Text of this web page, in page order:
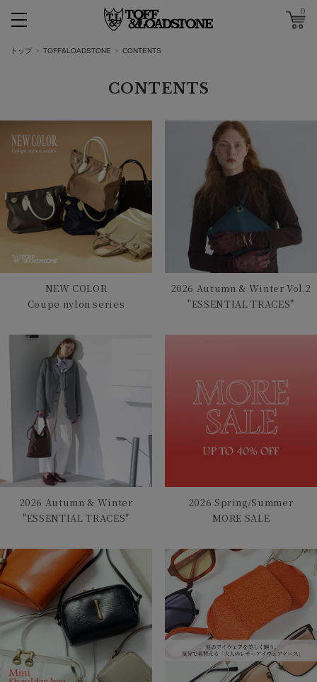
0
トップ TOFF&LOADSTONE CONTENTS
CONTENTS
NEW COLOR
Coupe nylon series
2026 Autumn & Winter Vol.2
"ESSENTIAL TRACES"
2026 Autumn & Winter
"ESSENTIAL TRACES"
2026 Spring/Summer
MORE SALE